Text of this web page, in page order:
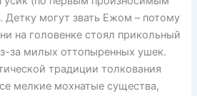
могут звать Ежом – потому
на головенке стоял прикольный
за милых оттопыренных ушек.
традиции толкования
мелкие мохнатые существа,